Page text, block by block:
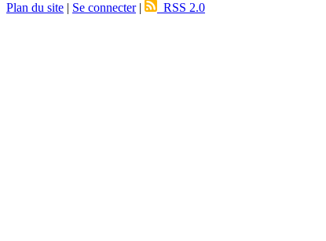
Plan du site | Se connecter| RSS 2.0